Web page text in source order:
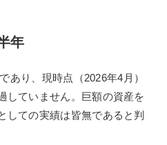
年
あり、現時点（2026年4月）
していません。巨額の資産を
しての実績は皆無であると判